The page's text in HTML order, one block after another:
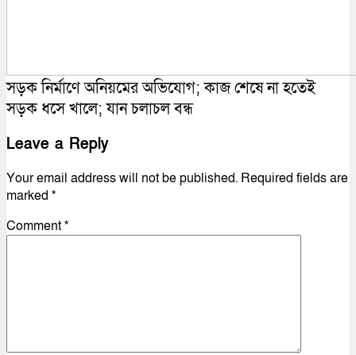
সড়ক নির্মাণে অনিয়মের অভিযোগ; কাজ শেষে না হতেই
সড়ক ধসে খালে; যান চলাচল বন্ধ
Leave a Reply
Your email address will not be published. Required fields are
marked *
Comment*